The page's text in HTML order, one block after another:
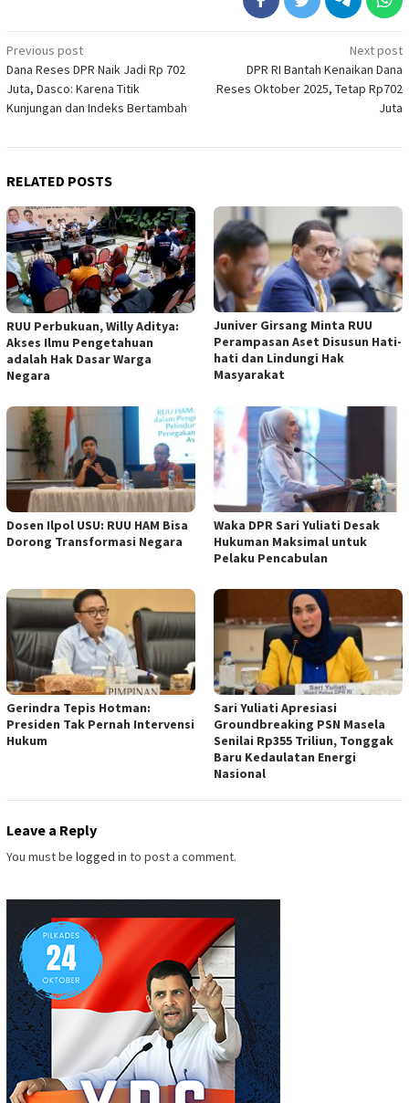
Post
navigation
Previous post
Dana Reses DPR Naik Jadi Rp 702
Juta, Dasco: Karena Titik
Kunjungan dan Indeks Bertambah
Next post
DPR RI Bantah Kenaikan Dana
Reses Oktober 2025, Tetap Rp702
Juta
RELATED POSTS
RUU Perbukuan, Willy Aditya:
Akses Ilmu Pengetahuan
adalah Hak Dasar Warga
Negara
Juniver Girsang Minta RUU
Perampasan Aset Disusun Hati-
hati dan Lindungi Hak
Masyarakat
Dosen Ilpol USU: RUU HAM Bisa
Dorong Transformasi Negara
Waka DPR Sari Yuliati Desak
Hukuman Maksimal untuk
Pelaku Pencabulan
Gerindra Tepis Hotman:
Presiden Tak Pernah Intervensi
Hukum
Sari Yuliati Apresiasi
Groundbreaking PSN Masela
Senilai Rp355 Triliun, Tonggak
Baru Kedaulatan Energi
Nasional
Leave a Reply
You must be logged in to post a comment.